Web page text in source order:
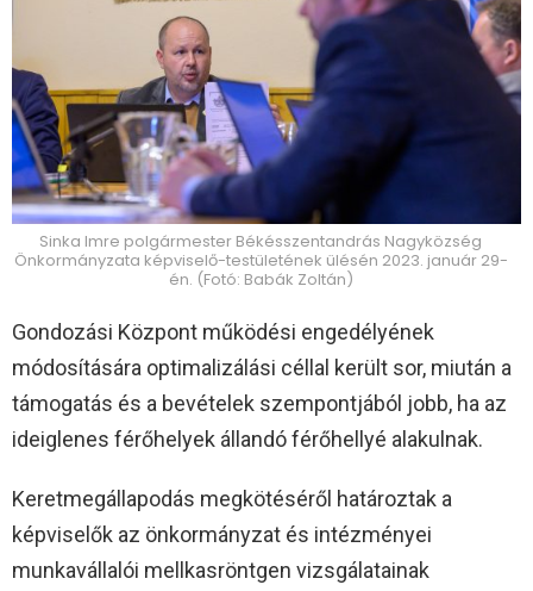
Sinka Imre polgármester Békésszentandrás Nagyközség
Önkormányzata képviselő-testületének ülésén 2023. január 29-
én. (Fotó: Babák Zoltán)
Gondozási Központ működési engedélyének
módosítására optimalizálási céllal került sor, miután a
támogatás és a bevételek szempontjából jobb, ha az
ideiglenes férőhelyek állandó férőhellyé alakulnak.
Keretmegállapodás megkötéséről határoztak a
képviselők az önkormányzat és intézményei
munkavállalói mellkasröntgen vizsgálatainak